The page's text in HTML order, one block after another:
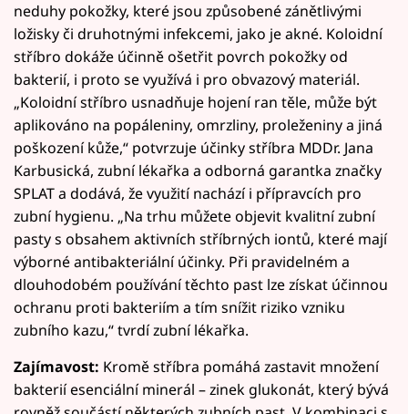
neduhy pokožky, které jsou způsobené zánětlivými
ložisky či druhotnými infekcemi, jako je akné. Koloidní
stříbro dokáže účinně ošetřit povrch pokožky od
bakterií, i proto se využívá i pro obvazový materiál.
„Koloidní stříbro usnadňuje hojení ran těle, může být
aplikováno na popáleniny, omrzliny, proleženiny a jiná
poškození kůže,“ potvrzuje účinky stříbra MDDr. Jana
Karbusická, zubní lékařka a odborná garantka značky
SPLAT a dodává, že využití nachází i přípravcích pro
zubní hygienu. „Na trhu můžete objevit kvalitní zubní
pasty s obsahem aktivních stříbrných iontů, které mají
výborné antibakteriální účinky. Při pravidelném a
dlouhodobém používání těchto past lze získat účinnou
ochranu proti bakteriím a tím snížit riziko vzniku
zubního kazu,“ tvrdí zubní lékařka.
Zajímavost: Kromě stříbra pomáhá zastavit množení
bakterií esenciální minerál – zinek glukonát, který bývá